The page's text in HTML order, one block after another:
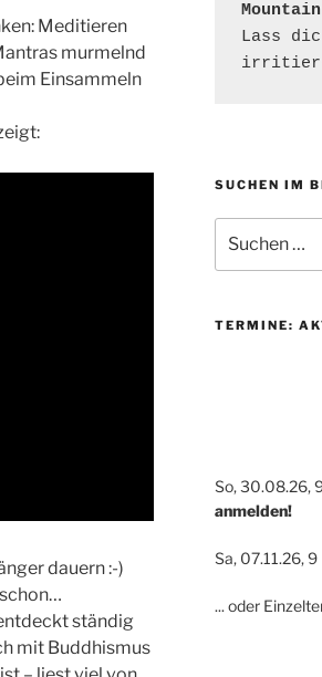
Meditieren
murmelnd
Einsammeln
dauern :-)
ständig
mit Buddhismus
Lass
SUCHEN IM
nach:
TERMINE:
So, 30.08.26,
anmelden!
Sa, 07.11.26,
... oder